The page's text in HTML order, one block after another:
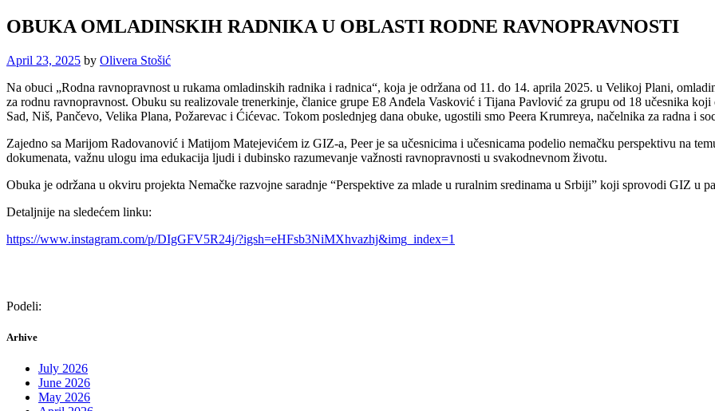
OBUKA OMLADINSKIH RADNIKA U OBLASTI RODNE RAVNOPRAVNOSTI
April 23, 2025 by Olivera Stošić
Na obuci „Rodna ravnopravnost u rukama omladinskih radnika i radnica“, koja je održana od 11. do 14. aprila 2025. u Velikoj Plani,
za rodnu ravnopravnost. Obuku su realizovale trenerkinje, članice grupe E8 Anđela Vasković i Tijana Pavlović za grupu od 18 učesnika
Sad, Niš, Pančevo, Velika Plana, Požarevac i Ćićevac. Tokom poslednjeg dana obuke, ugostili smo Peera Krumreya, načelnika za radna i
Zajedno sa Marijom Radovanović i Matijom Matejevićem iz GIZ-a, Peer je sa učesnicima i učesnicama podelio nemačku perspektivu na
dokumenata, važnu ulogu ima edukacija ljudi i dubinsko razumevanje važnosti ravnopravnosti u svakodnevnom životu.
Obuka je održana u okviru projekta Nemačke razvojne saradnje “Perspektive za mlade u ruralnim sredinama u Srbiji” koji sprovodi GIZ u
Detaljnije na sledećem linku:
https://www.instagram.com/p/DIgGFV5R24j/?igsh=eHFsb3NiMXhvazhj&img_index=1
Podeli:
Arhive
July 2026
June 2026
May 2026